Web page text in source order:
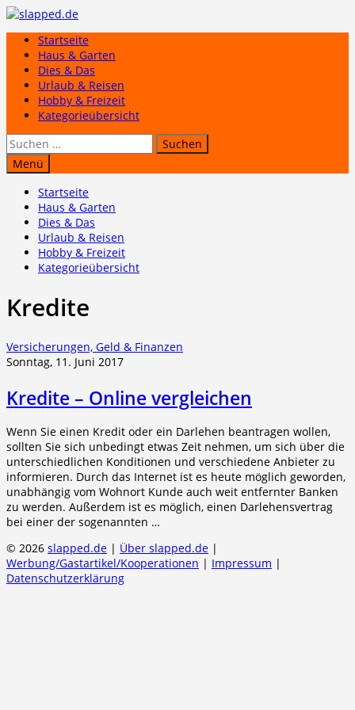
Zum
springenStartseite
Haus & Garten
Dies & Das
Urlaub & Reisen
Hobby & Freizeit
Kategorieübersicht
Suchen
nach:
Menü
Startseite
Haus & Garten
Dies & Das
Urlaub & Reisen
Hobby & Freizeit
Kategorieübersicht
Kredite
Versicherungen, Geld & Finanzen
Sonntag, 11. Juni 2017
Kredite – Online vergleichen
Wenn Sie einen Kredit oder ein Darlehen beantragen wollen,
sollten Sie sich unbedingt etwas Zeit nehmen, um sich über die
unterschiedlichen Konditionen und verschiedene Anbieter zu
informieren. Durch das Internet ist es heute möglich geworden,
unabhängig vom Wohnort Kunde auch weit entfernter Banken
zu werden. Außerdem ist es möglich, einen Darlehensvertrag
bei einer der sogenannten …
© 2026 slapped.de | Über slapped.de |
Werbung/Gastartikel/Kooperationen | Impressum |
Datenschutzerklärung